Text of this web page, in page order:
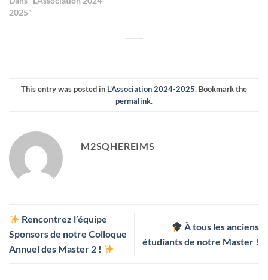
2025"
This entry was posted in L’Association 2024-2025. Bookmark the
permalink.
M2SQHEREIMS
Rencontrez l’équipe
Sponsors de notre Colloque
Annuel des Master 2 !
À tous les anciens
étudiants de notre Master !